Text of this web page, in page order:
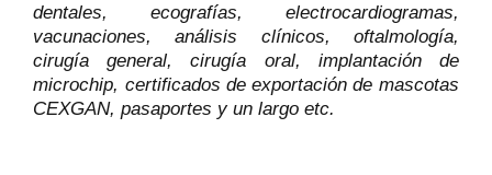
dentales, ecografías, electrocardiogramas,
vacunaciones, análisis clínicos, oftalmología,
cirugía general, cirugía oral, implantación de
microchip, certificados de exportación de mascotas
CEXGAN, pasaportes y un largo etc.